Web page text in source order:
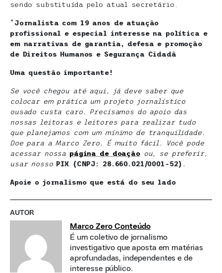
sendo substituída pelo atual secretário.
*Jornalista com 19 anos de atuação
profissional e especial interesse na política e
em narrativas de garantia, defesa e promoção
de Direitos Humanos e Segurança Cidadã
Uma questão importante!
Se você chegou até aqui, já deve saber que
colocar em prática um projeto jornalístico
ousado custa caro. Precisamos do apoio das
nossas leitoras e leitores para realizar tudo
que planejamos com um mínimo de tranquilidade.
Doe para a Marco Zero. É muito fácil. Você pode
acessar nossa página de doação ou, se preferir,
usar nosso PIX (CNPJ: 28.660.021/0001-52) .
Apoie o jornalismo que está do seu lado
AUTOR
Marco Zero Conteúdo
É um coletivo de jornalismo
investigativo que aposta em matérias
aprofundadas, independentes e de
interesse público.